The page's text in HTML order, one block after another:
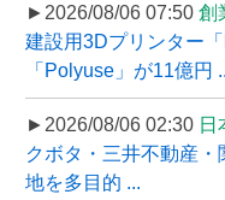
►2026/08/06 07:50 創
建設用3Dプリンター
「Polyuse」が11億円
►2026/08/06 02:30 日
クボタ・三井不動産
地を多目的 ...